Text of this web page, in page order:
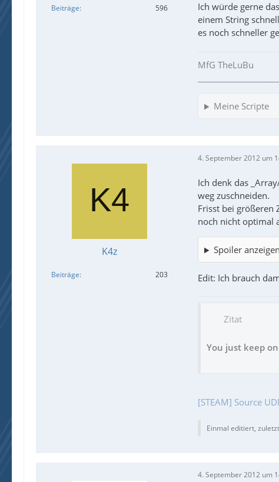
Beiträge
596
Ich würde gerne
einem String
es noch schneller
MfG TheLuBu
Meine Scripte
K4z
Beiträge 203
4. September 2012 um
Ich denk das
weg zuschneiden.
Frisst bei größeren
noch nicht optimal
Spoiler anzeigen
Edit: Ich brauch
Zitat
You just keep
[STEAM] Source
Einmal editiert,
4. September 2012 um